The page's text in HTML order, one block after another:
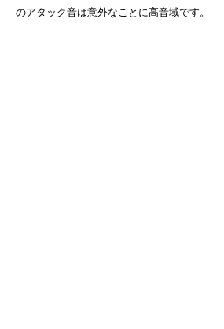
のアタック音は意外なことに高音域です。